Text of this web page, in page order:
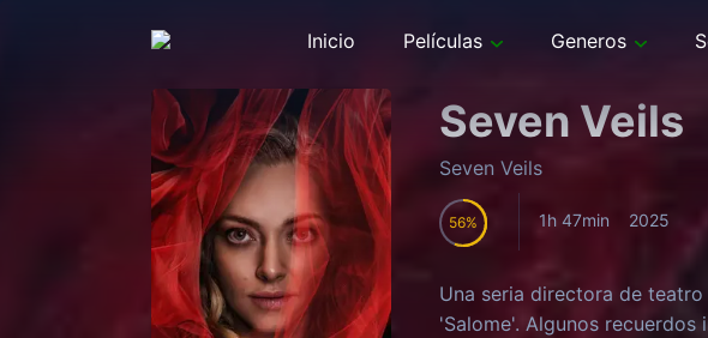
Inicio Películas Generos
Seven Veils
Seven Veils
56 1h 47min 2025
Una seria directora de
'Salome'. Algunos